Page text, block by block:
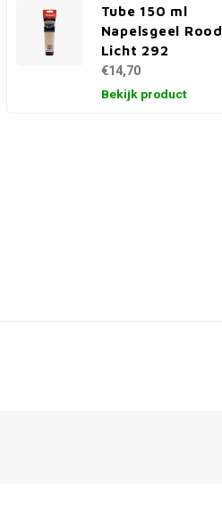
Tube 150 ml
Napelsgeel Rood
Licht 292
€14,70
Bekijk product